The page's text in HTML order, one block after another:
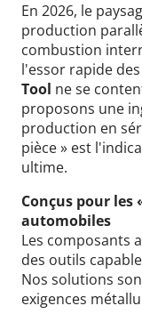
En 2026, le
production
combustion
l'essor rapide
Tool ne se
proposons une
production en
pièce » est
ultime.
Conçus pour
automobiles
Les composants
des outils
Nos solutions
exigences